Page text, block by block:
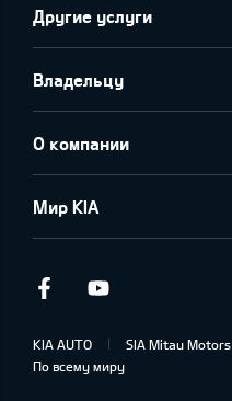
Другие услуги
Владельцу
О компании
Мир KIA
Facebook
KIA AUTO SIA Mitau Motors
По всему миру